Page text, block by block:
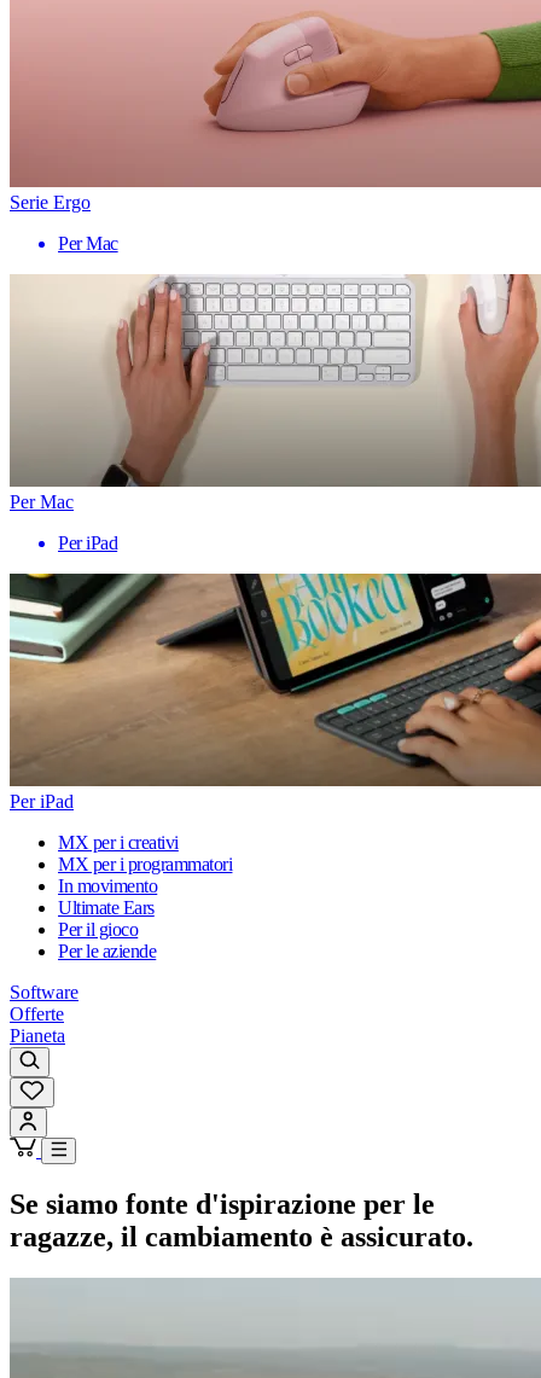
Serie Ergo
Per Mac
Per Mac
Per iPad
Per iPad
MX per i creativi
MX per i programmatori
In movimento
Ultimate Ears
Per il gioco
Per le aziende
Software
Offerte
Pianeta
Se siamo fonte d'ispirazione per le
ragazze, il cambiamento è assicurato.